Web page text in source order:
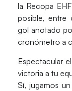
la Recopa
posible, entre
gol anotado
cronómetro a
Espectacular
victoria a tu
Sí, jugamos